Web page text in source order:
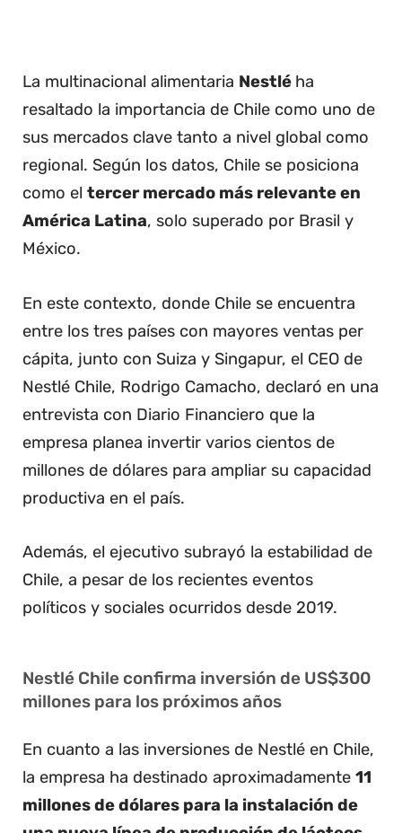
La multinacional alimentaria Nestlé ha
resaltado la importancia de Chile como uno de
sus mercados clave tanto a nivel global como
regional. Según los datos, Chile se posiciona
como el tercer mercado más relevante en
América Latina, solo superado por Brasil y
México.
En este contexto, donde Chile se encuentra
entre los tres países con mayores ventas per
cápita, junto con Suiza y Singapur, el CEO de
Nestlé Chile, Rodrigo Camacho, declaró en una
entrevista con Diario Financiero que la
empresa planea invertir varios cientos de
millones de dólares para ampliar su capacidad
productiva en el país.
Además, el ejecutivo subrayó la estabilidad de
Chile, a pesar de los recientes eventos
políticos y sociales ocurridos desde 2019.
Nestlé Chile confirma inversión de US$300
millones para los próximos años
En cuanto a las inversiones de Nestlé en Chile,
la empresa ha destinado aproximadamente 11
millones de dólares para la instalación de